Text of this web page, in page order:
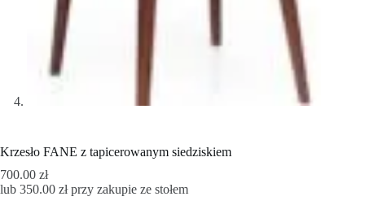
Krzesło FANE z tapicerowanym siedziskiem
700.00 zł
lub 350.00 złprzy zakupie ze stołem